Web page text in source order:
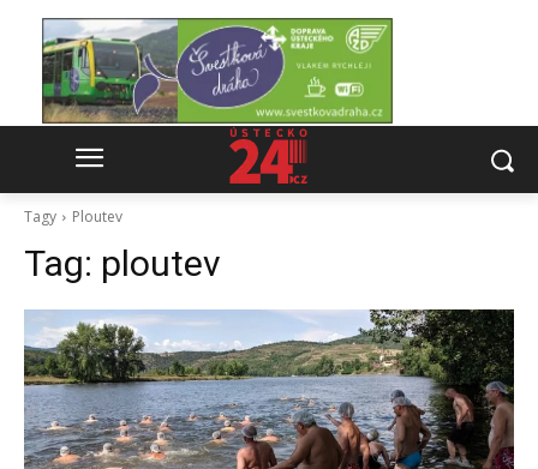
Tagy Ploutev
Tag: ploutev